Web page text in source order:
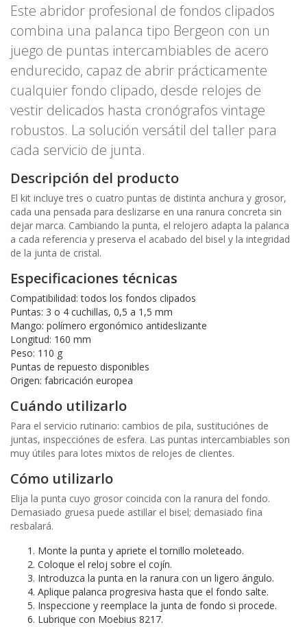
Este abridor profesional de fondos clipados
combina una palanca tipo Bergeon con un
juego de puntas intercambiables de acero
endurecido, capaz de abrir prácticamente
cualquier fondo clipado, desde relojes de
vestir delicados hasta cronógrafos vintage
robustos. La solución versátil del taller para
cada servicio de junta.
Descripción del producto
El kit incluye tres o cuatro puntas de distinta anchura y grosor,
cada una pensada para deslizarse en una ranura concreta sin
dejar marca. Cambiando la punta, el relojero adapta la palanca
a cada referencia y preserva el acabado del bisel y la integridad
de la junta de cristal.
Especificaciones técnicas
Compatibilidad: todos los fondos clipados
Puntas: 3 o 4 cuchillas, 0,5 a 1,5 mm
Mango: polímero ergonómico antideslizante
Longitud: 160 mm
Peso: 110 g
Puntas de repuesto disponibles
Origen: fabricación europea
Cuándo utilizarlo
Para el servicio rutinario: cambios de pila, sustituciónes de
juntas, inspecciónes de esfera. Las puntas intercambiables son
muy útiles para lotes mixtos de relojes de clientes.
Cómo utilizarlo
Elija la punta cuyo grosor coincida con la ranura del fondo.
Demasiado gruesa puede astillar el bisel; demasiado fina
resbalará.
Monte la punta y apriete el tornillo moleteado.
Coloque el reloj sobre el cojín.
Introduzca la punta en la ranura con un ligero ángulo.
Aplique palanca progresiva hasta que el fondo salte.
Inspeccione y reemplace la junta de fondo si procede.
Lubrique con Moebius 8217.